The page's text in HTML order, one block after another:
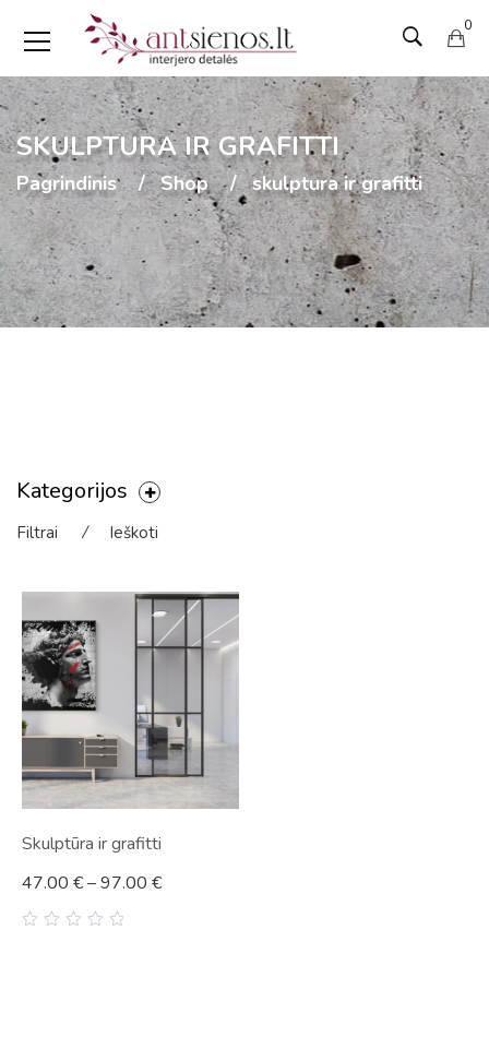
0
SKULPTURA IR GRAFITTI
Pagrindinis Shop skulptura ir grafitti
Kategorijos
Filtrai ⁄ Ieškoti
Skulptūra ir grafitti
47.00 €–97.00 €